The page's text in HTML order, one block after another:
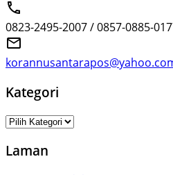
0823-2495-2007 / 0857-0885-
Kategori
Kategori
Laman